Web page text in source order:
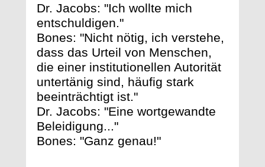
Dr. Jacobs: "Ich wollte mich
entschuldigen."
Bones: "Nicht nötig, ich verstehe,
dass das Urteil von Menschen,
die einer institutionellen Autorität
untertänig sind, häufig stark
beeinträchtigt ist."
Dr. Jacobs: "Eine wortgewandte
Beleidigung..."
Bones: "Ganz genau!"